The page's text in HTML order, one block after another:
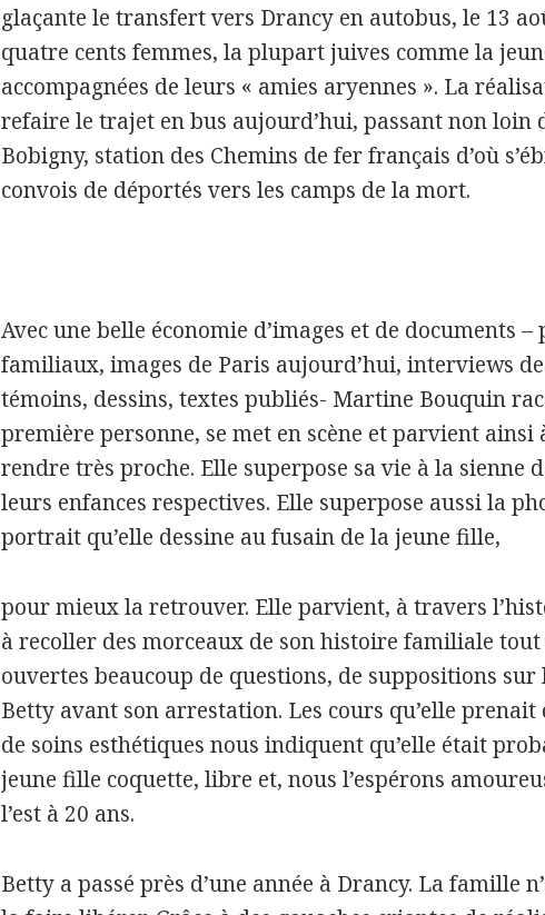
glaçante le transfert vers Drancy en autobus, le 13
quatre cents femmes, la plupart juives comme la
accompagnées de leurs « amies aryennes ». La
refaire le trajet en bus aujourd’hui, passant non loin
Bobigny, station des Chemins de fer français d’où
convois de déportés vers les camps de la mort.
Avec une belle économie d’images et de documents
familiaux, images de Paris aujourd’hui, interviews
témoins, dessins, textes publiés- Martine Bouquin
première personne, se met en scène et parvient ainsi
rendre très proche. Elle superpose sa vie à la sienne
leurs enfances respectives. Elle superpose aussi la
portrait qu’elle dessine au fusain de la jeune fille,
pour mieux la retrouver. Elle parvient, à travers
à recoller des morceaux de son histoire familiale
ouvertes beaucoup de questions, de suppositions sur
Betty avant son arrestation. Les cours qu’elle prenait
de soins esthétiques nous indiquent qu’elle était
jeune fille coquette, libre et, nous l’espérons
l’est à 20 ans.
Betty a passé près d’une année à Drancy. La famille